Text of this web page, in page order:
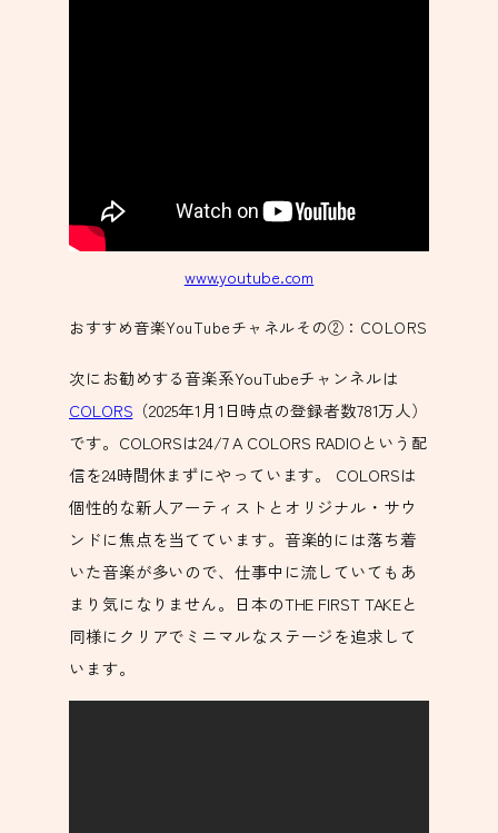
www.youtube.com
おすすめ音楽YouTubeチャネルその②：COLORS
次にお勧めする音楽系YouTubeチャンネルは
COLORS （2025年1月1日時点の登録者数781万人）
です。COLORSは24/7 A COLORS RADIOという配
信を24時間休まずにやっています。 COLORSは
個性的な新人アーティストとオリジナル・サウ
ンドに焦点を当てています。音楽的には落ち着
いた音楽が多いので、仕事中に流していてもあ
まり気になりません。日本のTHE FIRST TAKEと
同様にクリアでミニマルなステージを追求して
います。